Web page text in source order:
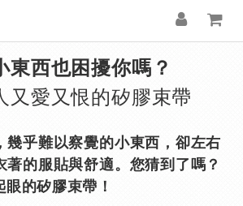
東西也困擾你嗎？
又愛又恨的矽膠束帶
幾乎難以察覺的小東西，卻左右
著的服貼與舒適。您猜到了嗎？
的矽膠束帶！